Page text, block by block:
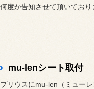
mu-lenシート取付
プリウスにmu-len（ミュー